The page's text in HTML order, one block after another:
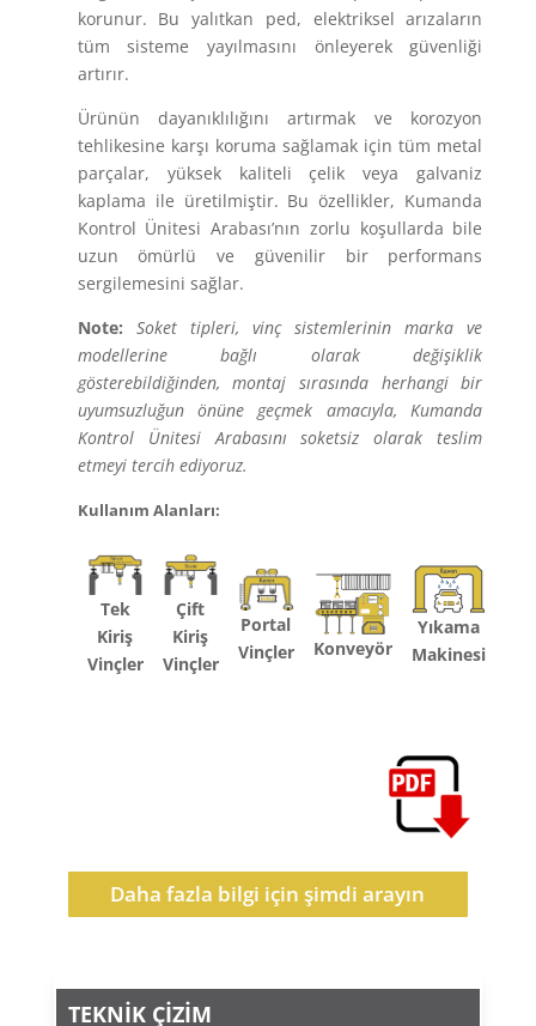
korunur. Bu yalıtkan ped, elektriksel arızaların
tüm sisteme yayılmasını önleyerek güvenliği
artırır.
Ürünün dayanıklılığını artırmak ve korozyon
tehlikesine karşı koruma sağlamak için tüm metal
parçalar, yüksek kaliteli çelik veya galvaniz
kaplama ile üretilmiştir. Bu özellikler, Kumanda
Kontrol Ünitesi Arabası’nın zorlu koşullarda bile
uzun ömürlü ve güvenilir bir performans
sergilemesini sağlar.
Note:
Soket tipleri, vinç sistemlerinin marka ve
modellerine bağlı olarak değişiklik
gösterebildiğinden, montaj sırasında herhangi bir
uyumsuzluğun önüne geçmek amacıyla, Kumanda
Kontrol Ünitesi Arabasını soketsiz olarak teslim
etmeyi tercih ediyoruz.
Kullanım Alanları:
Tek
Kiriş
Vinçler
Çift
Kiriş
Vinçler
Portal
Vinçler
Konveyör
Yıkama
Makinesi
Daha fazla bilgi için şimdi arayın
TEKNİK ÇİZİM